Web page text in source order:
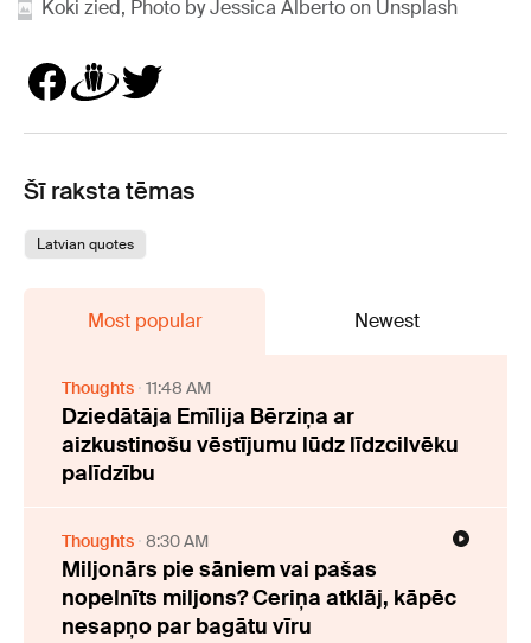
Koki zied, Photo by Jessica Alberto on Unsplash
Šī raksta tēmas
Latvian quotes
Most popular Newest
Thoughts 11:48 AM
Dziedātāja Emīlija Bērziņa ar
aizkustinošu vēstījumu lūdz līdzcilvēku
palīdzību
Thoughts 8:30 AM
Miljonārs pie sāniem vai pašas
nopelnīts miljons? Ceriņa atklāj, kāpēc
nesapņo par bagātu vīru